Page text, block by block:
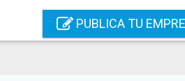
PUBLICA TU